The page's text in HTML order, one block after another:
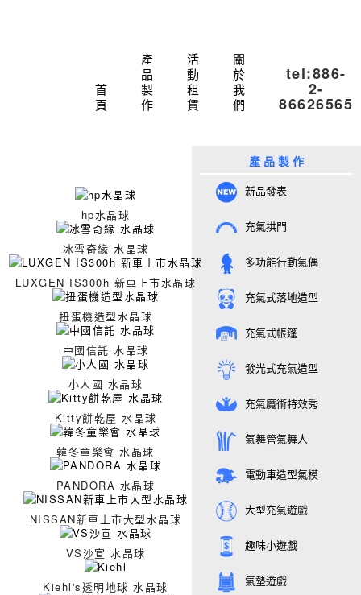
首
頁
產
品
製
作
活
動
租
賃
關
於
我
們
tel:886-
2-
86626565
hp水晶球
冰雪奇緣 水晶球
LUXGEN IS300h 新車上市水晶球
扭蛋機造型水晶球
中國信託 水晶球
小人國 水晶球
Kitty餅乾屋 水晶球
韓冬童樂會 水晶球
PANDORA 水晶球
NISSAN新車上市大型水晶球
VS沙宣 水晶球
Kiehl's透明地球 水晶球
產 品 製 作
新品發表
充氣拱門
多功能行動氣偶
充氣式落地造型
充氣式帳篷
發光式充氣造型
充氣魔術特效秀
氣舞管氣舞人
電動車造型氣模
大型充氣遊戲
趣味小遊戲
氣墊遊戲